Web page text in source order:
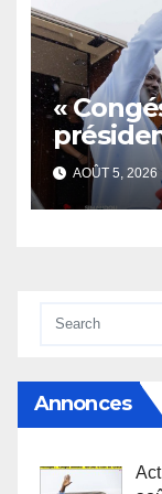
«
l’armée
AOÛT 5, 2026
Annonces